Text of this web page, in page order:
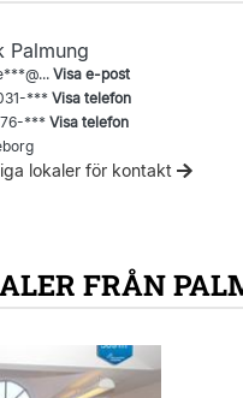
Palmung
Visa e-post
*** Visa telefon
*** Visa telefon
lokaler för kontakt
FRÅN